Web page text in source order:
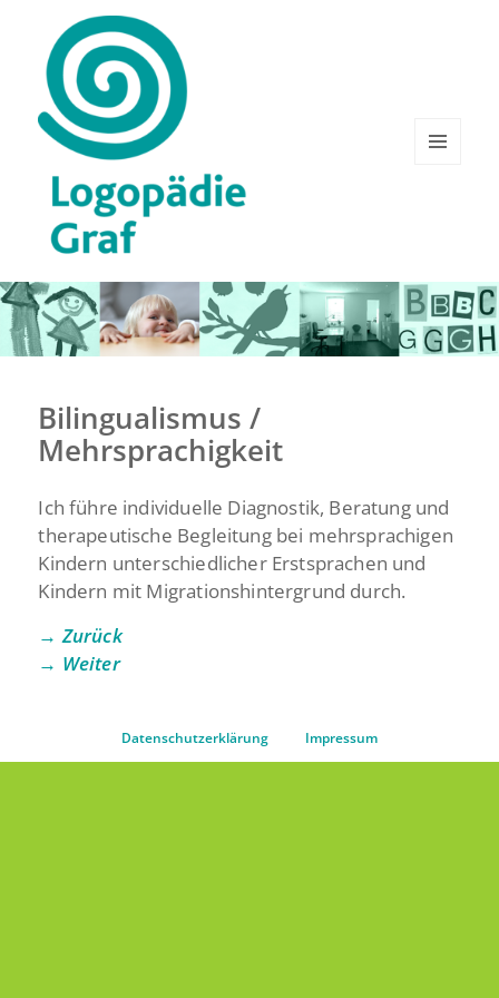
Bettina Graf
Bilingualismus /
Mehrsprachigkeit
Ich führe individuelle Diagnostik, Beratung und
therapeutische Begleitung bei mehrsprachigen
Kindern unterschiedlicher Erstsprachen und
Kindern mit Migrations­hintergrund durch.
→ Zurück
→ Weiter
Datenschutzerklärung Impressum